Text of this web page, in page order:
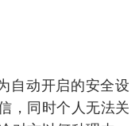
动开启的安全设
，同时个人无法关